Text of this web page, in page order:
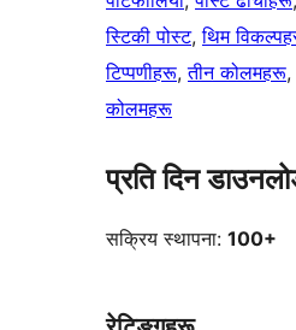
स्टिकी पोस्ट, थिम
टिप्पणीहरू, तीन कोलमहरू,
कोलमहरू
प्रति दिन
सक्रिय स्थापना: 100+